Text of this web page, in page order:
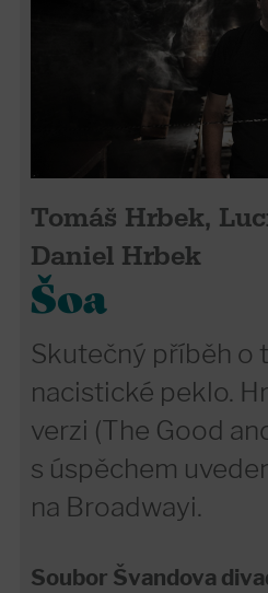
Tomáš Hrbek,
Daniel Hrbek
Šoa
Skutečný příběh o
nacistické peklo.
verzi (The Good
s úspěchem
na Broadwayi.
Soubor Švandova